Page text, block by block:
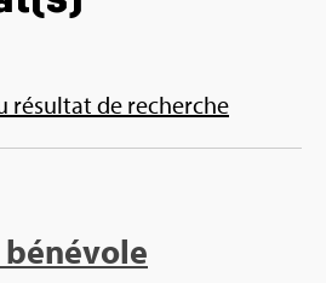
résul­tat de recherche